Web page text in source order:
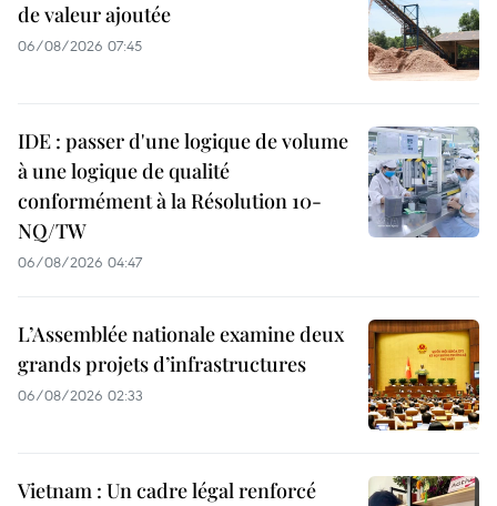
de valeur ajoutée
06/08/2026 07:45
IDE : passer d'une logique de volume
à une logique de qualité
conformément à la Résolution 10-
NQ/TW
06/08/2026 04:47
L’Assemblée nationale examine deux
grands projets d’infrastructures
06/08/2026 02:33
Vietnam : Un cadre légal renforcé